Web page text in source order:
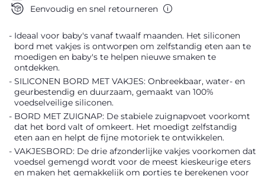
Eenvoudig en snel retourneren
Ideaal voor baby's vanaf twaalf maanden. Het siliconen
bord met vakjes is ontworpen om zelfstandig eten aan te
moedigen en baby's te helpen nieuwe smaken te
ontdekken.
SILICONEN BORD MET VAKJES: Onbreekbaar, water- en
geurbestendig en duurzaam, gemaakt van 100%
voedselveilige siliconen.
BORD MET ZUIGNAP: De stabiele zuignapvoet voorkomt
dat het bord valt of omkeert. Het moedigt zelfstandig
eten aan en helpt de fijne motoriek te ontwikkelen.
VAKJESBORD: De drie afzonderlijke vakjes voorkomen dat
voedsel gemengd wordt voor de meest kieskeurige eters
en maken het gemakkelijk om porties te berekenen voor